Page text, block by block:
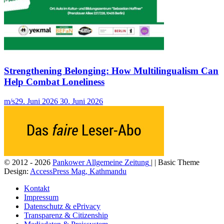
Strengthening Belonging: How Multilingualism Can
Help Combat Loneliness
m/s29. Juni 2026 30. Juni 2026
© 2012 - 2026 Pankower Allgemeine Zeitung | | Basic Theme
Design: AccessPress Mag, Kathmandu
Kontakt
Impressum
Datenschutz & ePrivacy
Transparenz & Citizenship